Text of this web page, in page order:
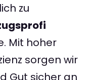
zu
Mit hoher
sorgen wir